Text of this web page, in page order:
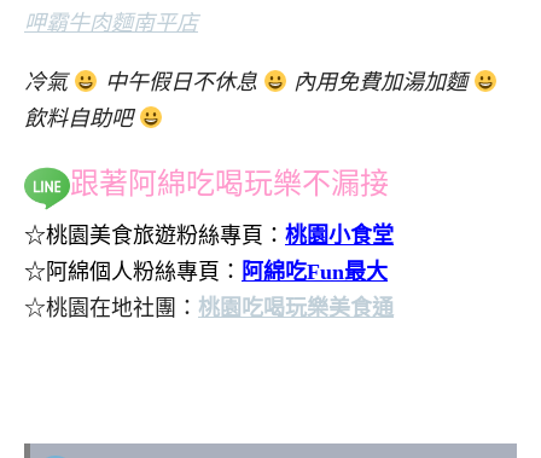
呷霸牛肉麵南平店
冷氣 中午假日不休息
內用免費加湯加麵
飲料自助吧
跟著阿綿吃喝玩樂不漏接
☆桃園美食旅遊粉絲專頁： 桃園小食堂
☆阿綿個人粉絲專頁： 阿綿吃Fun最大
☆桃園在地社團： 桃園吃喝玩樂美食通